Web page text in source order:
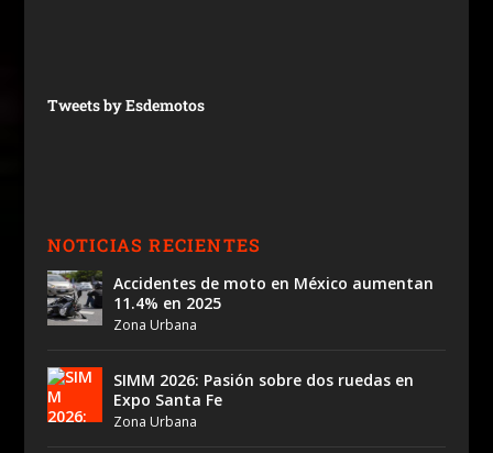
Tweets by Esdemotos
NOTICIAS RECIENTES
Accidentes de moto en México aumentan
11.4% en 2025
Zona Urbana
SIMM 2026: Pasión sobre dos ruedas en
Expo Santa Fe
Zona Urbana